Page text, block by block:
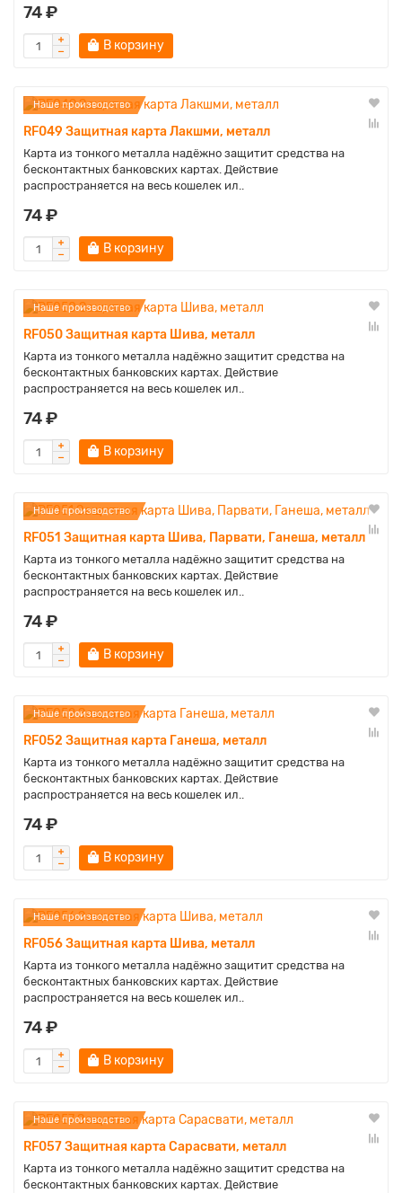
74 ₽
В корзину
Наше производство
RF049 Защитная карта Лакшми, металл
Карта из тонкого металла надёжно защитит средства на
бесконтактных банковских картах. Действие
распространяется на весь кошелек ил..
74 ₽
В корзину
Наше производство
RF050 Защитная карта Шива, металл
Карта из тонкого металла надёжно защитит средства на
бесконтактных банковских картах. Действие
распространяется на весь кошелек ил..
74 ₽
В корзину
Наше производство
RF051 Защитная карта Шива, Парвати, Ганеша, металл
Карта из тонкого металла надёжно защитит средства на
бесконтактных банковских картах. Действие
распространяется на весь кошелек ил..
74 ₽
В корзину
Наше производство
RF052 Защитная карта Ганеша, металл
Карта из тонкого металла надёжно защитит средства на
бесконтактных банковских картах. Действие
распространяется на весь кошелек ил..
74 ₽
В корзину
Наше производство
RF056 Защитная карта Шива, металл
Карта из тонкого металла надёжно защитит средства на
бесконтактных банковских картах. Действие
распространяется на весь кошелек ил..
74 ₽
В корзину
Наше производство
RF057 Защитная карта Сарасвати, металл
Карта из тонкого металла надёжно защитит средства на
бесконтактных банковских картах. Действие